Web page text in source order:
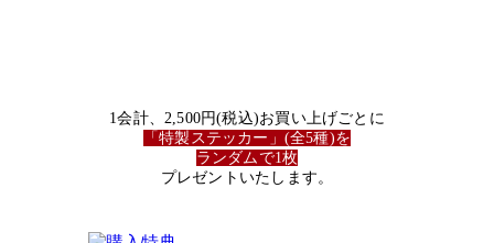
1会計、2,500円(税込)お買い上げごとに
「特製ステッカー」(全5種)を
ランダムで1枚
プレゼントいたします。